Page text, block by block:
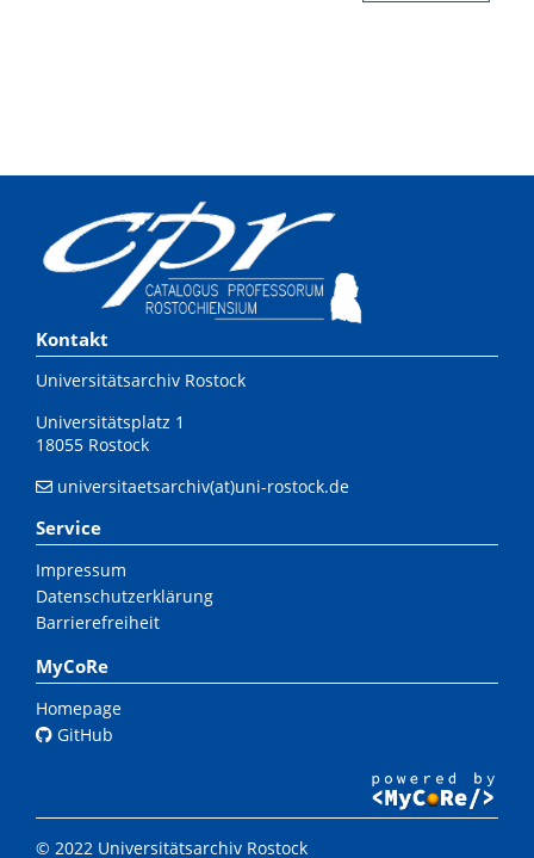
Kontakt
Universitätsarchiv Rostock
Universitätsplatz 1
18055 Rostock
universitaetsarchiv(at)uni-rostock.de
Service
Impressum
Datenschutzerklärung
Barrierefreiheit
MyCoRe
Homepage
GitHub
© 2022 Universitätsarchiv Rostock